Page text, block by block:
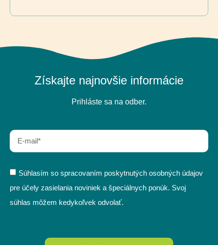
Získajte najnovšie informácie
Prihláste sa na odber.
Súhlasím so spracovaním poskytnutých osobných údajov
pre účely zasielania noviniek a špeciálnych ponúk. Svoj
súhlas môžem kedykoľvek odvolať.